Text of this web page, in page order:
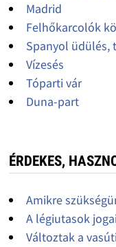
Madrid
Felhőkarcolók
Spanyol üdülés,
Vízesés
Tóparti vár
Duna-part
ÉRDEKES,
Amikre
A légiutasok
Változtak a